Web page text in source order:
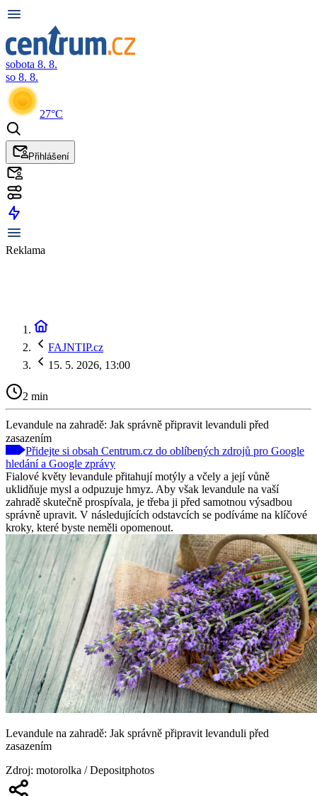
sobota 8. 8.
so 8. 8.
27°C
Přihlášení
Reklama
FAJNTIP.cz
15. 5. 2026, 13:00
2 min
Levandule na zahradě: Jak správně připravit levanduli před
zasazením
Přidejte si obsah Centrum.cz do oblíbených zdrojů pro Google
hledání a Google zprávy
Fialové květy levandule přitahují motýly a včely a její vůně
uklidňuje mysl a odpuzuje hmyz. Aby však levandule na vaší
zahradě skutečně prospívala, je třeba ji před samotnou výsadbou
správně upravit. V následujících odstavcích se podíváme na klíčové
kroky, které byste neměli opomenout.
Levandule na zahradě: Jak správně připravit levanduli před
zasazením
Zdroj: motorolka / Depositphotos